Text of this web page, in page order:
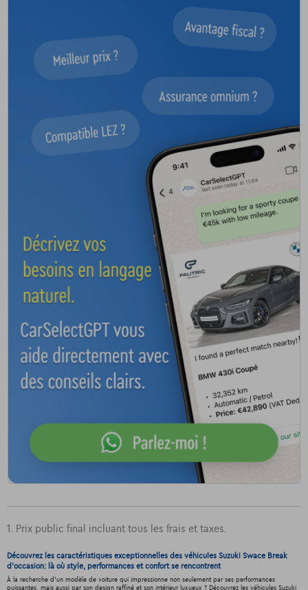
1. Prix public final incluant tous les frais et taxes.
Découvrez les caractéristiques exceptionnelles des véhicules Suzuki Swace Break
d'occasion: là où style, performances et confort se rencontrent
À la recherche d'un modèle de voiture qui impressionne non seulement par ses performances
puissantes, mais aussi par son design raffiné et son intérieur luxueux ? Découvrez les véhicules Suzuki